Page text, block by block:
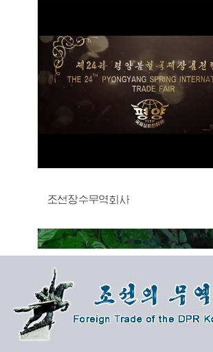
조선장수무역회사